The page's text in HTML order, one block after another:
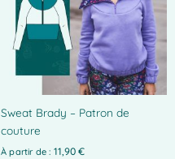
Sweat Brady – Patron de
couture
À partir de : 11,90 €
variations.
Les
options
être
sur
la
page